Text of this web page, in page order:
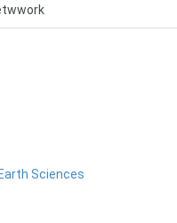
Sciences